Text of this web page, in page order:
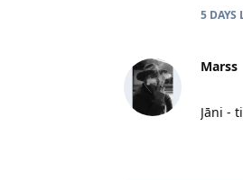
5 DAYS
Marss
Jāni -